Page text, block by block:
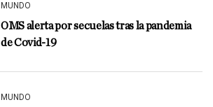
MUNDO
OMS alerta por secuelas tras la pandemia
de Covid-19
MUNDO